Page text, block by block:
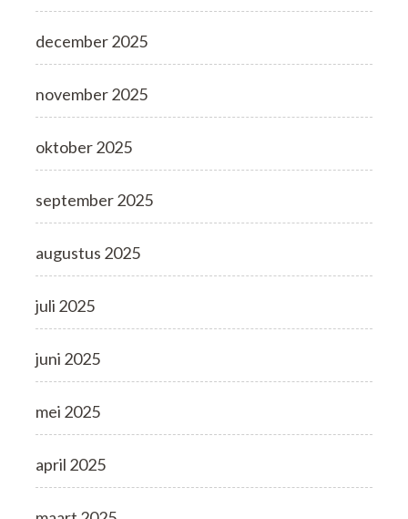
december 2025
november 2025
oktober 2025
september 2025
augustus 2025
juli 2025
juni 2025
mei 2025
april 2025